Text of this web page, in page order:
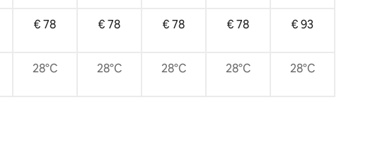
€ 78 € 78 € 78 € 78 € 93
28°C 28°C 28°C 28°C 28°C